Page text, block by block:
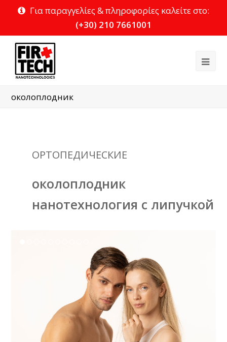
Για παραγγελίες & πληροφορίες καλείτε στο:
(+30) 210 7661001
околоплодник
ОРТОПЕДИЧЕСКИЕ
околоплодник
нанотехнология с липучкой